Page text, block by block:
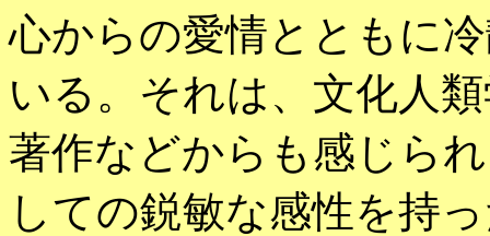
心からの愛情とともに
いる。それは、文化人
著作などからも感じら
しての鋭敏な感性を持